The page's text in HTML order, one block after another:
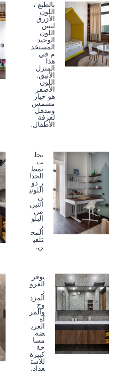
بالطبع ،
اللون
الأزرق
ليس
اللون
الوحيد
المستخد
م في
هذا
المنزل
الأنيق.
اللون
الأصفر
هو خيار
مشمس
ومذهل
لغرفة
الأطفال.
يجل
ب
نمط
الجدا
ر ذو
اللوني
ن
اثنين
من
البلو
ز
المخ
تلفي
ن.
يوفر
الغرو
ر
المزد
وج
والمر
آة
العري
ضة
مسا
حة
كبيرة
للاست
عداد.